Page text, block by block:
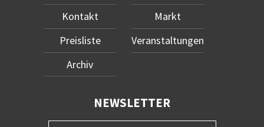
Kontakt
Preisliste
Archiv
Markt
Veranstaltungen
NEWSLETTER